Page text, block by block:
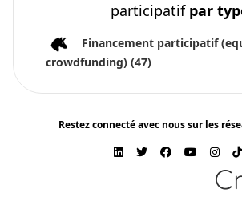
participatif par
Financement participatif
crowdfunding) (47)
Restez connecté avec nous sur les